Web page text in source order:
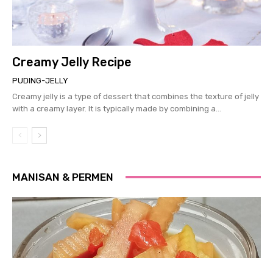
Creamy Jelly Recipe
PUDING-JELLY
Creamy jelly is a type of dessert that combines the texture of jelly
with a creamy layer. It is typically made by combining a...
MANISAN & PERMEN